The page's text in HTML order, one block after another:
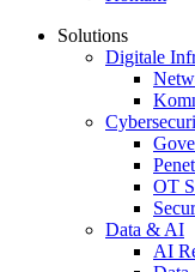
Solutions
Digitale
OT
Data & AI
AI